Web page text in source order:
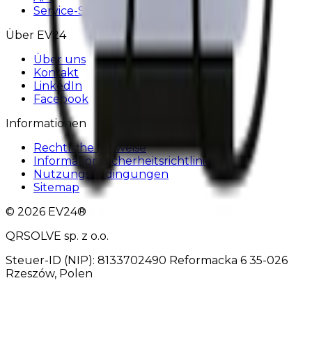
Service-Status
Über EV24
Über uns
Kontakt
LinkedIn
Facebook
Informationen
Rechtliche Hinweise
Informationssicherheitsrichtlinie
Nutzungsbedingungen
Sitemap
© 2026 EV24®
QRSOLVE sp. z o.o.
Steuer-ID (NIP): 8133702490 Reformacka 6 35-026
Rzeszów, Polen